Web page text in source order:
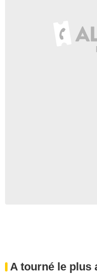
A tourné le plus